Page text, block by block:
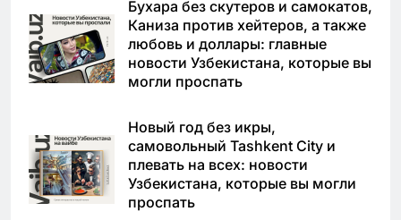
Бухара без скутеров и самокатов,
Каниза против хейтеров, а также
любовь и доллары: главные
новости Узбекистана, которые вы
могли проспать
Новый год без икры,
самовольный Tashkent City и
плевать на всех: новости
Узбекистана, которые вы могли
проспать